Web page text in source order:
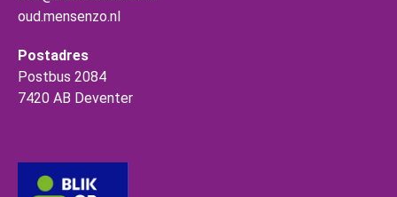
oud.mensenzo.nl
Postadres
Postbus 2084
7420 AB Deventer